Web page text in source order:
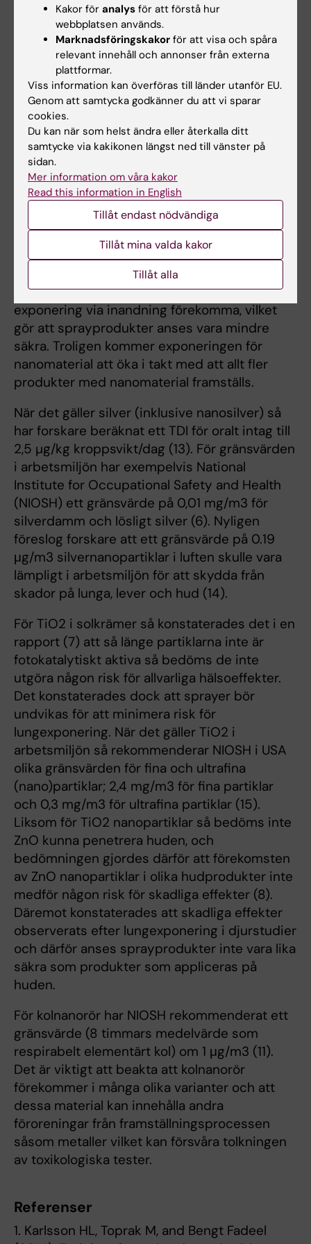
inte kunde klassificeras (12).
Riskbedömning
Ur hälsorisksynpunkt är det viktigt att skilja på
nanopartiklar som är “fria” och har möjlighet
att ta sig in i kroppen och nanomaterial som
är inbäddade i en struktur eller en produkt
och därför inte medför någon nämnvärd
exponering. Det finns i dag flera faktorer som
försvårar riskbedömning av nanopartiklar,
bland annat saknas i stor utsträckning
kunskap om faktiska exponeringsnivåer. Flera
konsumentprodukter kan förväntas komma i
kontakt med huden (3), men enligt flera
studier utgör oskadad hud en god barriär mot
partiklar i nanostorlek. Däremot kan
exponering via inandning förekomma, vilket
gör att sprayprodukter anses vara mindre
säkra. Troligen kommer exponeringen för
nanomaterial att öka i takt med att allt fler
produkter med nanomaterial framställs.
När det gäller silver (inklusive nanosilver) så
har forskare beräknat ett TDI för oralt intag till
2,5 µg/kg kroppsvikt/dag (13). För gränsvärden
i arbetsmiljön har exempelvis National
Institute for Occupational Safety and Health
(NIOSH) ett gränsvärde på 0,01 mg/m3 för
silverdamm och lösligt silver (6). Nyligen
föreslog forskare att ett gränsvärde på 0.19
μg/m3 silvernanopartiklar i luften skulle vara
lämpligt i arbetsmiljön för att skydda från
skador på lunga, lever och hud (14).
För TiO2 i solkrämer så konstaterades det i en
rapport (7) att så länge partiklarna inte är
fotokatalytiskt aktiva så bedöms de inte
utgöra någon risk för allvarliga hälsoeffekter.
Det konstaterades dock att sprayer bör
undvikas för att minimera risk för
lungexponering. När det gäller TiO2 i
arbetsmiljön så rekommenderar NIOSH i USA
olika gränsvärden för fina och ultrafina
(nano)partiklar; 2,4 mg/m3 för fina partiklar
och 0,3 mg/m3 för ultrafina partiklar (15).
Liksom för TiO2 nanopartiklar så bedöms inte
ZnO kunna penetrera huden, och
bedömningen gjordes därför att förekomsten
av ZnO nanopartiklar i olika hudprodukter inte
medför någon risk för skadliga effekter (8).
Däremot konstaterades att skadliga effekter
observerats efter lungexponering i djurstudier
och därför anses sprayprodukter inte vara lika
säkra som produkter som appliceras på
huden.
För kolnanorör har NIOSH rekommenderat ett
gränsvärde (8 timmars medelvärde som
respirabelt elementärt kol) om 1 μg/m3 (11).
Det är viktigt att beakta att kolnanorör
förekommer i många olika varianter och att
dessa material kan innehålla andra
föroreningar från framställningsprocessen
såsom metaller vilket kan försvåra tolkningen
av toxikologiska tester.
Referenser
1. Karlsson HL, Toprak M, and Bengt Fadeel
Kakor för analys för att förstå hur
webbplatsen används.
Marknadsföringskakor för att visa och spåra
relevant innehåll och annonser från externa
plattformar.
Viss information kan överföras till länder utanför EU.
Genom att samtycka godkänner du att vi sparar
cookies.
Du kan när som helst ändra eller återkalla ditt
samtycke via kakikonen längst ned till vänster på
sidan.
Mer information om våra kakor
Read this information in English
Tillåt endast nödvändiga
Tillåt mina valda kakor
Tillåt alla